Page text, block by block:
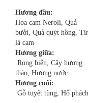
Hương đầu:
Hoa cam Neroli, Quả
bưởi, Quả quýt hồng,
lá cam
Hương giữa:
Rong biển, Cây hương
thảo, Hương nước
Hương cuối:
Gỗ tuyết tùng, Hổ phách